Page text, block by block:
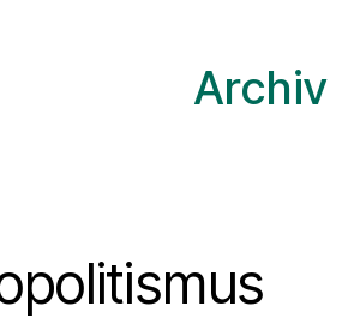
Archiv